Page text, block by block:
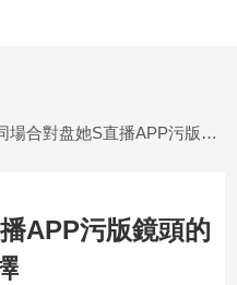
合對盘她S直播APP污版鏡頭的選擇
APP污版鏡頭的